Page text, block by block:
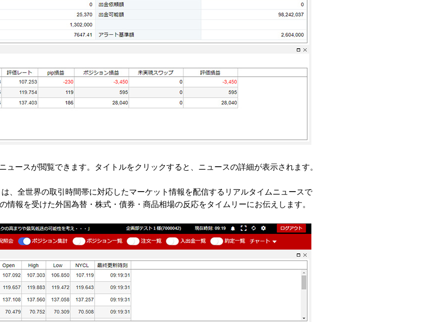
ュースが閲覧できます。タイトルをクリックすると、ニュースの詳細が表示されます。
、全世界の取引時間帯に対応したマーケット情報を配信するリアルタイムニュースで
情報を受けた外国為替・株式・債券・商品相場の反応をタイムリーにお伝えします。